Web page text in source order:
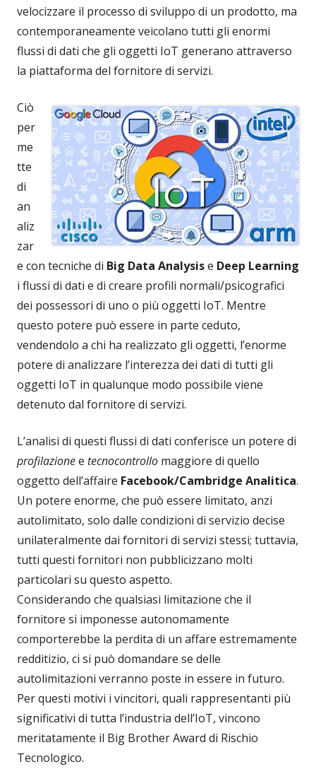
velocizzare il processo di sviluppo di un prodotto, ma
contemporaneamente veicolano tutti gli enormi
flussi di dati che gli oggetti IoT generano attraverso
la piattaforma del fornitore di servizi.
Ciò
per
me
tte
di
an
aliz
zar
e con tecniche di Big Data Analysise Deep Learning
i flussi di dati e di creare profili normali/psicografici
dei possessori di uno o più oggetti IoT. Mentre
questo potere può essere in parte ceduto,
vendendolo a chi ha realizzato gli oggetti, l’enorme
potere di analizzare l’interezza dei dati di tutti gli
oggetti IoT in qualunque modo possibile viene
detenuto dal fornitore di servizi.
L’analisi di questi flussi di dati conferisce un potere di
profilazionee tecnocontrollo maggiore di quello
oggetto dell’affaire Facebook/Cambridge Analitica.
Un potere enorme, che può essere limitato, anzi
autolimitato, solo dalle condizioni di servizio decise
unilateralmente dai fornitori di servizi stessi; tuttavia,
tutti questi fornitori non pubblicizzano molti
particolari su questo aspetto.
Considerando che qualsiasi limitazione che il
fornitore si imponesse autonomamente
comporterebbe la perdita di un affare estremamente
redditizio, ci si può domandare se delle
autolimitazioni verranno poste in essere in futuro.
Per questi motivi i vincitori, quali rappresentanti più
significativi di tutta l’industria dell’IoT, vincono
meritatamente il Big Brother Award di Rischio
Tecnologico.